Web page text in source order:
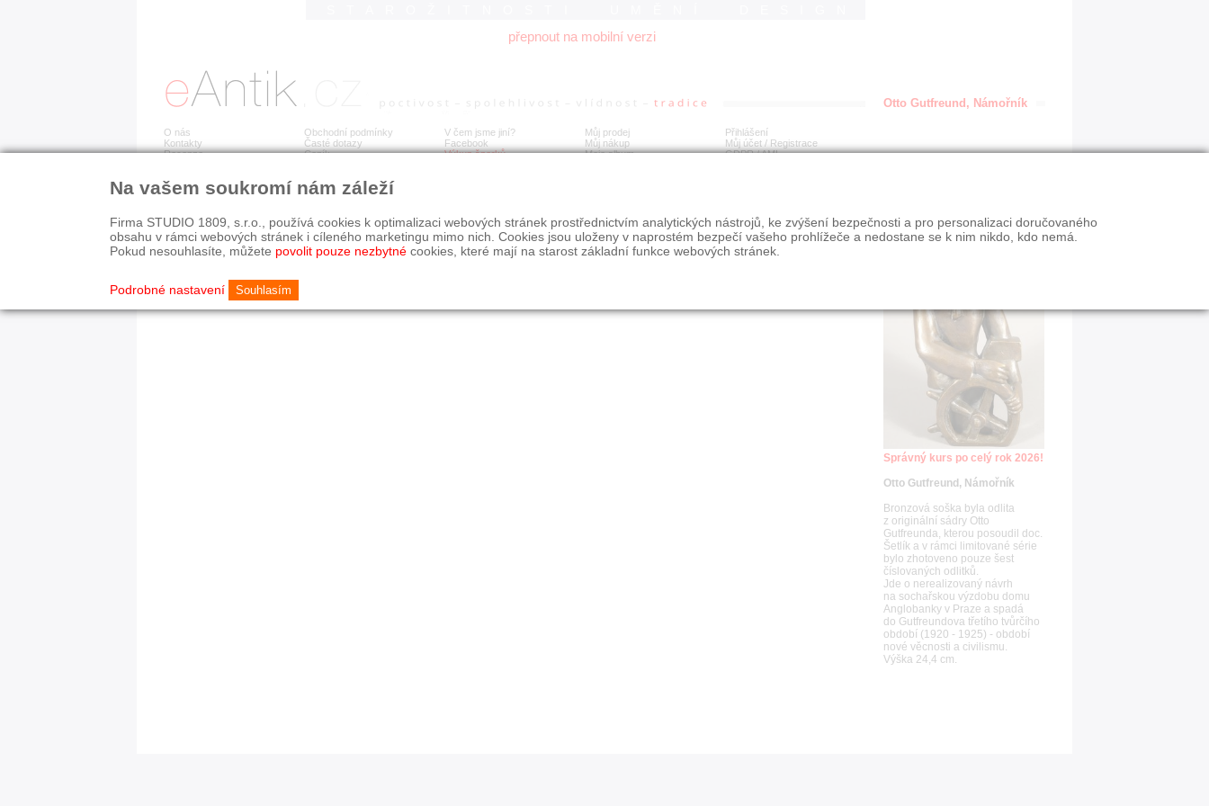
přepnout na mobilní verzi
O nás
Kontakty
Recenze
Obchodní podmínky
Časté dotazy
Ceník
V čem jsme jiní?
Facebook
Výkup šperků
Můj prodej
Můj nákup
Moje album
Přihlášení
Můj účet / Registrace
GDPR/AML
Detail položky již není dostupný.
© 2003-2026 STUDIO 1809, s.r.o.
Otto Gutfreund, Námořník
Správný kurs po celý rok 2026!
Otto Gutfreund, Námořník
Bronzová soška byla odlita
z originální sádry Otto
Gutfreunda, kterou posoudil doc.
Šetlík a v rámci limitované série
bylo zhotoveno pouze šest
číslovaných odlitků.
Jde o nerealizovaný návrh
na sochařskou výzdobu domu
Anglobanky v Praze a spadá
do Gutfreundova třetího tvůrčího
období (1920 - 1925) - období
nové věcnosti a civilismu.
Výška 24,4 cm.
Na vašem soukromí nám záleží
Firma STUDIO 1809, s.r.o., používá cookies k optimalizaci webových stránek prostřednictvím analytických nástrojů, ke zvýšení bezpečnosti a pro personalizaci doručovaného
obsahu v rámci webových stránek i cíleného marketingu mimo nich. Cookies jsou uloženy v naprostém bezpečí vašeho prohlížeče a nedostane se k nim nikdo, kdo nemá.
Pokud nesouhlasíte, můžete povolit pouze nezbytné cookies, které mají na starost základní funkce webových stránek.
Podrobné nastavení Souhlasím